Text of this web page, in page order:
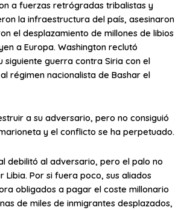
a fuerzas retrógradas tribalistas y
la infraestructura del país, asesinaron
el desplazamiento de millones de libios
a Europa. Washington reclutó
siguiente guerra contra Siria con el
régimen nacionalista de Bashar el
a su adversario, pero no consiguió
y el conflicto se ha perpetuado.
debilitó al adversario, pero el palo no
Libia. Por si fuera poco, sus aliados
obligados a pagar el coste millonario
de miles de inmigrantes desplazados,